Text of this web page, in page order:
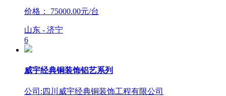
价格： 75000.00元/台
山东 - 济宁
6
威宇经典铜装饰铝艺系列
公司:四川威宇经典铜装饰工程有限公司